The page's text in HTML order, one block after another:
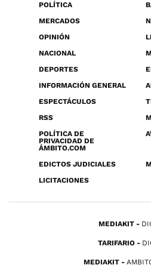
POLÍTICA
MERCADOS
OPINIÓN
NACIONAL
DEPORTES
INFORMACIÓN GENERAL
ESPECTÁCULOS
RSS
POLÍTICA DE
PRIVACIDAD DE
ÁMBITO.COM
EDICTOS JUDICIALES
LICITACIONES
MEDIAKIT
TARIFARIO
MEDIAKIT